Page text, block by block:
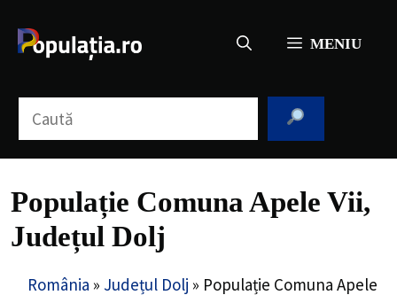
conținut
MENIU
Populație Comuna Apele Vii,
Județul Dolj
România » Județul Dolj » Populație Comuna Apele